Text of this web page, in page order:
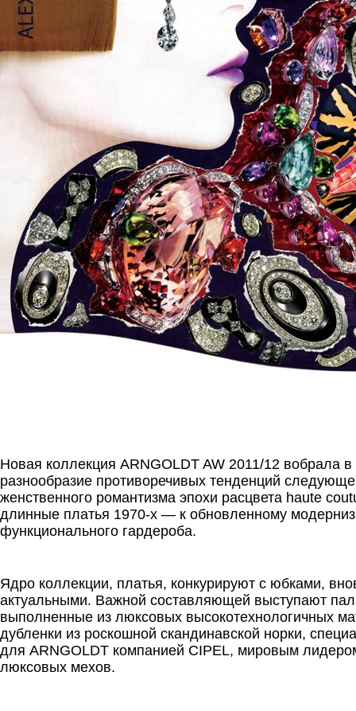
Новая коллекция ARNGOLDT AW 2011/12 вобрала в
разнообразие противоречивых тенденций
женственного романтизма эпохи расцвета haute
длинные платья 1970-х — к обновленному
функционального гардероба.
Ядро коллекции, платья, конкурируют с юбками,
актуальными. Важной составляющей выступают
выполненные из люксовых высокотехнологичных
дубленки из роскошной скандинавской норки,
для ARNGOLDT компанией CIPEL, мировым
люксовых мехов.